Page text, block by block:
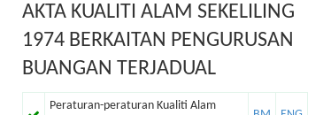
AKTA KUALITI ALAM SEKELILING
1974 BERKAITAN PENGURUSAN
BUANGAN TERJADUAL
Peraturan-peraturan Kualiti Alam